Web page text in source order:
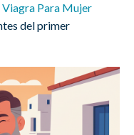
Viagra Para Mujer
del primer